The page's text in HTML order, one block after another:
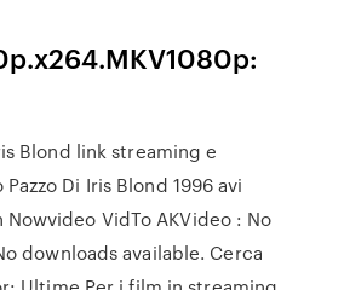
Blond link streaming e
Di Iris Blond 1996 avi
Nowvideo VidTo AKVideo : No
downloads available. Cerca